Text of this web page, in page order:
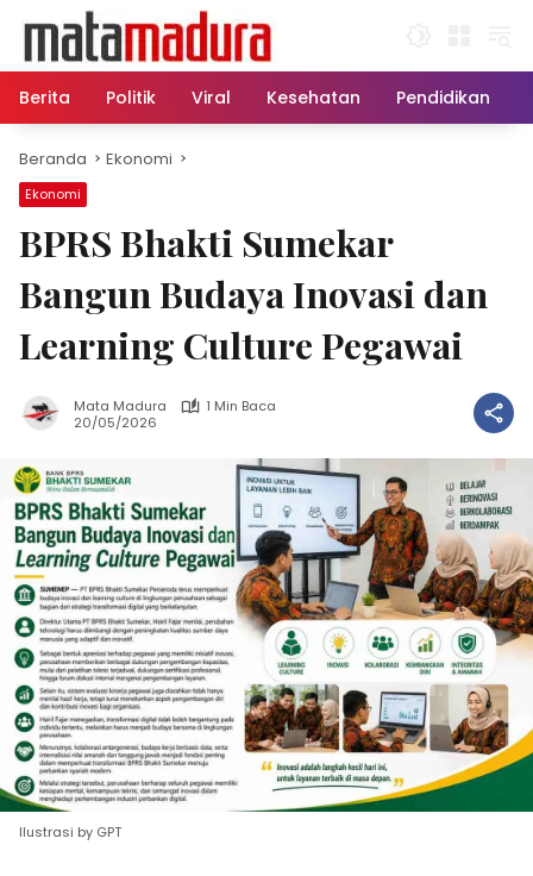
konten
Berita
Politik Viral Kesehatan Pendidikan
Beranda Ekonomi
Ekonomi
BPRS Bhakti Sumekar
Bangun Budaya Inovasi dan
Learning Culture Pegawai
Mata Madura
1 Min Baca
20/05/2026
Ilustrasi by GPT